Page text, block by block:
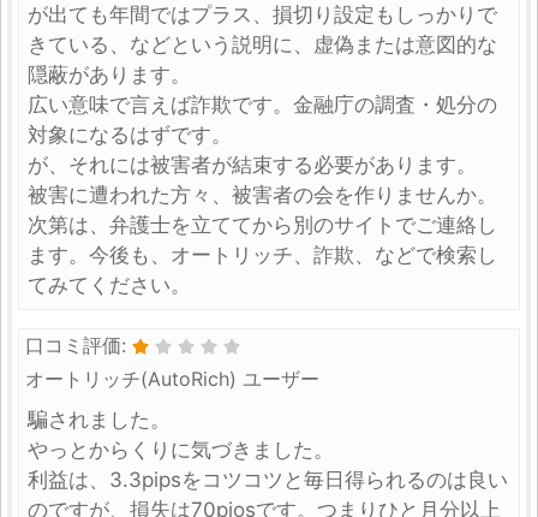
が出ても年間ではプラス、損切り設定もしっかりで
きている、などという説明に、虚偽または意図的な
隠蔽があります。
広い意味で言えば詐欺です。金融庁の調査・処分の
対象になるはずです。
が、それには被害者が結束する必要があります。
被害に遭われた方々、被害者の会を作りませんか。
次第は、弁護士を立ててから別のサイトでご連絡し
ます。今後も、オートリッチ、詐欺、などで検索し
てみてください。
口コミ評価:
オートリッチ(AutoRich) ユーザー
騙されました。
やっとからくりに気づきました。
利益は、3.3pipsをコツコツと毎日得られるのは良い
のですが、損失は70piosです。つまりひと月分以上